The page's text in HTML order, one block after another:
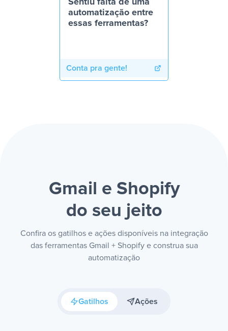
Sentiu falta de uma
automatização entre
essas ferramentas?
Conta pra gente!
Gmail e Shopify
do seu jeito
Confira os gatilhos e ações disponíveis na integração
das ferramentas Gmail + Shopify e construa sua
automatização
Gatilhos Ações